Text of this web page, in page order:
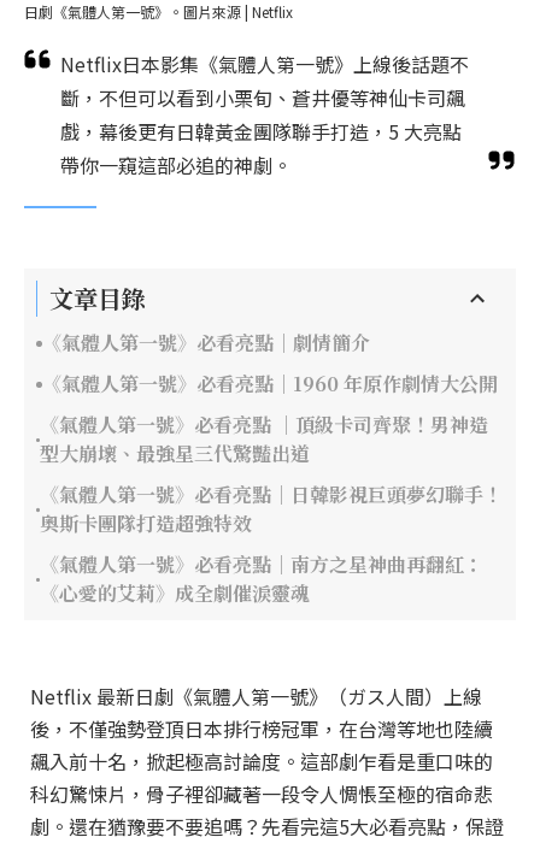
日劇《氣體人第一號》。圖片來源 | Netflix
Netflix日本影集《氣體人第一號》上線後話題不
斷，不但可以看到小栗旬、蒼井優等神仙卡司飆
戲，幕後更有日韓黃金團隊聯手打造，5 大亮點
帶你一窺這部必追的神劇。
文章目錄
《氣體人第一號》必看亮點｜劇情簡介
《氣體人第一號》必看亮點｜1960 年原作劇情大公開
《氣體人第一號》必看亮點 ｜頂級卡司齊聚！男神造
型大崩壞、最強星三代驚豔出道
《氣體人第一號》必看亮點｜日韓影視巨頭夢幻聯手！
奧斯卡團隊打造超強特效
《氣體人第一號》必看亮點｜南方之星神曲再翻紅：
《心愛的艾莉》成全劇催淚靈魂
Netflix 最新日劇《氣體人第一號》（ガス人間）上線
後，不僅強勢登頂日本排行榜冠軍，在台灣等地也陸續
飆入前十名，掀起極高討論度。這部劇乍看是重口味的
科幻驚悚片，骨子裡卻藏著一段令人惆悵至極的宿命悲
劇。還在猶豫要不要追嗎？先看完這5大必看亮點，保證